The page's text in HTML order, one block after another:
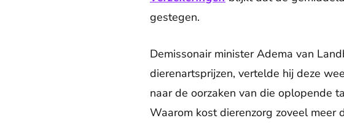
gestegen.
Demissonair minister Adema van
dierenartsprijzen, vertelde hij deze
naar de oorzaken van die oplopende
Waarom kost dierenzorg zoveel meer